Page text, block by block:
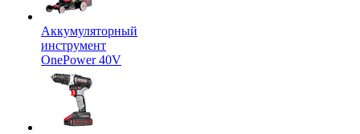
Аккумуляторный
инструмент
OnePower 40V